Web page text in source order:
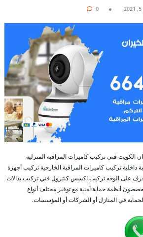
0
الكويت فني تركيب كاميرات المراقبة المنزلية
داخلية تركيب كاميرات المراقبة الخارجية تركيب أجهزة
على الوجه تركيب اكسس كنترول فني تركيب بدالات
أنظمة حماية أمنية مع توفير مختلف أنواع
في المنازل أو الشركات أو المؤسسات.